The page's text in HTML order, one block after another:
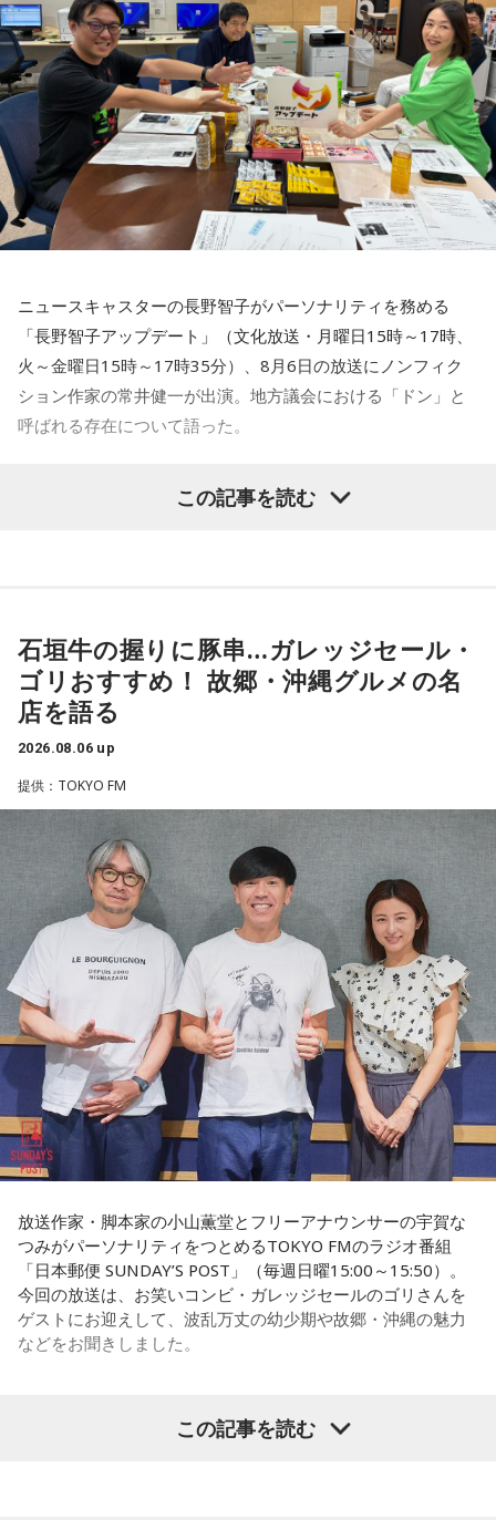
＜番組概要＞
番組名：SCHOOL OF LOCK!
パーソナリティ：アンジー校長（アンジェリーナ1/3・
Gacharic Spin）、たんぼ教頭（溝上たんぼ）
放送日時：月曜～木曜 22:00～23:55／金曜 22:00～22:55
番組Webサイト：https://www.tfm.co.jp/lock/
番組公式X：@sol_info
常井「なぜ1人の地方議員が永田町の大物にも匹敵する大きな
力を持ったのか。きょうは福岡を入口に、全国に共通するド
ンの条件を探ります。私、10年ほど前に全国各地の地方選挙
を取材していたとき、どこへ行ってもドンと呼ばれる地元の
権力者がいたんですね。どういう人かというと、だいたい経
済力があって抜群に選挙が強くて。地元の首長や国会議員よ
りも発言力がある人です」
長野「はい」
常井「中には、かつての野中広務さんや森山𥙿さんのように
50を過ぎてから国政に進んだドンもいる。ではどういった状
況がそろうとドンが生まれるか。第1の条件は、圧倒的な他薦
です。藏内さんって県議10期。40年近く県議会にいるわけで
す」
や予算だけではない。県内すべての選挙で誰に自民党の公認
や推薦を出すのか、という決定権を握っている。あとは役
人、教職員、警察署員といった地方公務員の人事にも影響力
を発揮することがあります」
長野「はい」
「人事の季節になるとドンの自宅に行列ができる、と言
われるんですね。別の地域で聴いた話ですが、ドンの家に入
ると、その訪問客は茶封筒を机の上にソッと出します。そし
てドンはポン、ポン、ポン、と手を当てて厚さを確かめる。
そのままスーッと返す。返された側は帰りがけ、広いお庭の
中にあるお社に両手を合わせ、賽銭箱に封筒を置いていく、
と。こういう逸話がまことしやかに語られること自体が、ド
ンの権力を大きくしているんですね。直接、命令しなくても
周りが勝手に忖度して動く、というのがドンの世界です」
長野 「こういうドンが全国にいる、というわけですね」
さんはどういう位置づけか。麻生さん、武田さん、かつては
古賀誠さん、山崎拓さん、村上正邦さん、といった方も。大
物が同じ県内にたくさんいることが、ドンを生み出す第2の条
件です」
「というのは、県議会の自民党も国会議員の系列ごとに
ニュースキャスターの長野智子がパーソナリティを務める
「長野智子アップデート」（文化放送・月曜日15時～17時、
火～金曜日15時～17時35分）、8月6日の放送にノンフィク
ション作家の常井健一が出演。地方議会における「ドン」と
呼ばれる存在について語った。
鈴木敏夫（文化放送解説委員）
「福岡県議会で浮上した、議
長ポストをめぐる現金授受疑惑です。その渦中にいる藏内勇
常井健一「『ドン』はスペイン語に由来する外来語です。ボ
スよりもさらにスケールの大きな権力者を示す言葉として定
着しました。いま、ドンとして注目されるのが福岡県議会の
藏内議長。福岡県内には一昔前から『福岡三国志』という言
葉がありまして。現在は麻生太郎さん、武田良太さん、そし
て藏内さんが熾烈な権力闘争を繰り広げています」
「藏内さんだけ県議、ということですね」
常井「なぜ1人の地方議員が永田町の大物にも匹敵する大きな
力を持ったのか。きょうは福岡を入口に、全国に共通するド
ンの条件を探ります。私、10年ほど前に全国各地の地方選挙
を取材していたとき、どこへ行ってもドンと呼ばれる地元の
権力者がいたんですね。どういう人かというと、だいたい経
済力があって抜群に選挙が強くて。地元の首長や国会議員よ
りも発言力がある人です」
長野「はい」
常井 「中には、かつての野中広務さんや森山𥙿さんのように
50を過ぎてから国政に進んだドンもいる。ではどういった状
況がそろうとドンが生まれるか。第1の条件は、圧倒的な他薦
です。藏内さんって県議10期。40年近く県議会にいるわけで
す」
「どの知事、どの県庁幹部よりも古株になります。議会
この記事を読む
石垣牛の握りに豚串…ガレッジセール・
ゴリおすすめ！ 故郷・沖縄グルメの名
店を語る
2026.08.06 up
提供：TOKYO FM
放送作家・脚本家の小山薫堂とフリーアナウンサーの宇賀な
つみがパーソナリティをつとめるTOKYO FMのラジオ番組
「日本郵便 SUNDAY’S POST」（毎週日曜15:00～15:50）。
今回の放送は、お笑いコンビ・ガレッジセールのゴリさんを
ゲストにお迎えして、波乱万丈の幼少期や故郷・沖縄の魅力
などをお聞きしました。
（左から）パーソナリティの小山薫堂、ゴリさん、宇賀なつ
この記事を読む